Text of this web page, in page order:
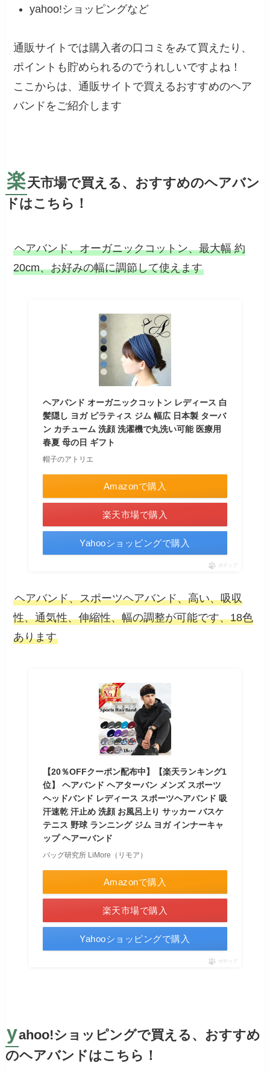
yahoo!ショッピングなど
通販サイトでは購入者の口コミをみて買えたり、
ポイントも貯められるのでうれしいですよね！
ここからは、通販サイトで買えるおすすめのヘア
バンドをご紹介します
楽天市場で買える、おすすめのヘアバン
ドはこちら！
ヘアバンド、オーガニックコットン、最大幅 約
20cm、お好みの幅に調節して使えます
ヘアバンド オーガニックコットン レディース 白
髪隠し ヨガ ピラティス ジム 幅広 日本製 ターバ
ン カチューム 洗顔 洗濯機で丸洗い可能 医療用
春夏 母の日 ギフト
帽子のアトリエ
Amazonで購入
楽天市場で購入
Yahooショッピングで購入
ポチップ
ヘアバンド、スポーツヘアバンド、高い、吸収
性、通気性、伸縮性、幅の調整が可能です、18色
あります
【20％OFFクーポン配布中】【楽天ランキング1
位】 ヘアバンド ヘアターバン メンズ スポーツ
ヘッドバンド レディース スポーツヘアバンド 吸
汗速乾 汗止め 洗顔 お風呂上り サッカー バスケ
テニス 野球 ランニング ジム ヨガ インナーキャ
ップ ヘアーバンド
バッグ研究所 LiMore（リモア）
Amazonで購入
楽天市場で購入
Yahooショッピングで購入
ポチップ
yahoo!ショッピングで買える、おすすめ
のヘアバンドはこちら！